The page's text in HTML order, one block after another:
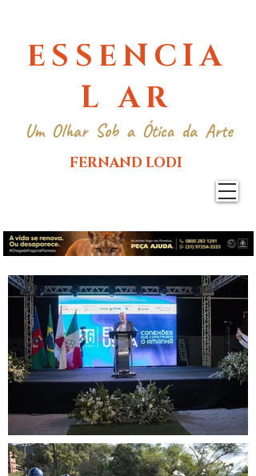
ESSENCIA
L AR
Um Olhar Sob a Ótica da Arte
FERNAND LODI